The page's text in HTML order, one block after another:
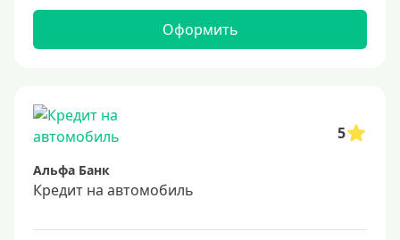
В евро
Заемщики
Для бюджетников и госслужащих
Иностранным гражданам
Оформить
5
Альфа Банк
Кредит на автомобиль